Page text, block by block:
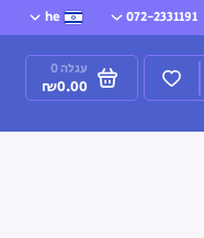
072-2331191
he
עגלה 0
₪0.00